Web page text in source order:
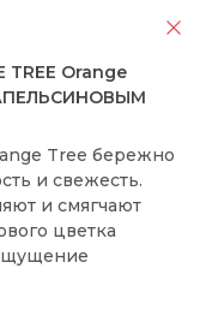
TREE Orange
Tree бережно
и свежесть.
и смягчают
цветка